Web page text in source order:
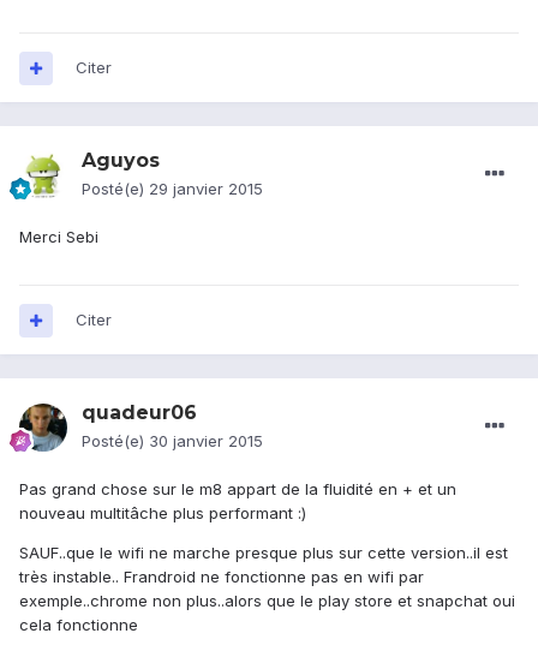
Citer
Aguyos
Posté(e) 29 janvier 2015
Merci Sebi
Citer
quadeur06
Posté(e) 30 janvier 2015
Pas grand chose sur le m8 appart de la fluidité en + et un
nouveau multitâche plus performant :)
SAUF..que le wifi ne marche presque plus sur cette version..il est
très instable.. Frandroid ne fonctionne pas en wifi par
exemple..chrome non plus..alors que le play store et snapchat oui
cela fonctionne